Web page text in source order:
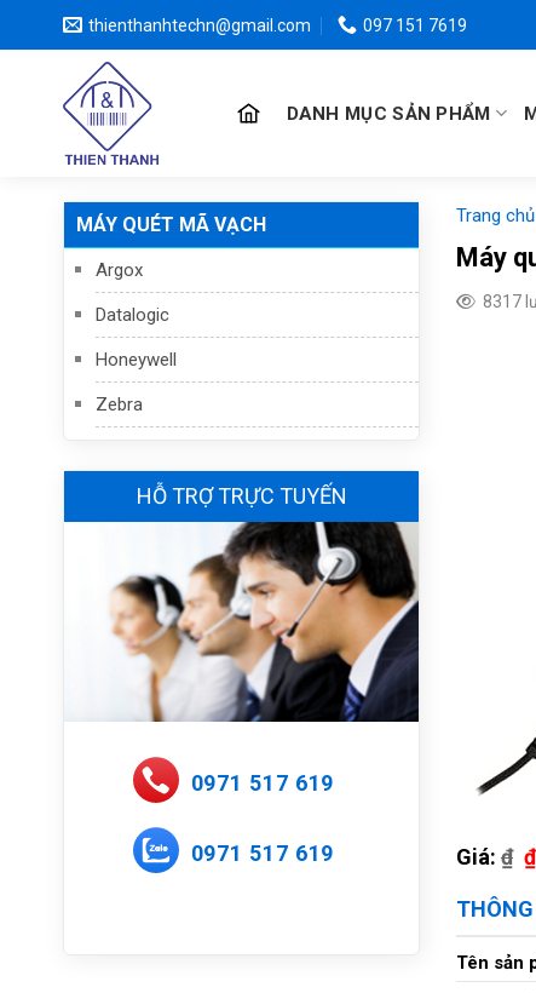
đến
thienthanhtechn@gmail.com 097 151 7619
DANH MỤC SẢN PHẨM
MÁY QUÉT MÃ VẠCH
Argox
Datalogic
Honeywell
Zebra
HỖ TRỢ TRỰC TUYẾN
0971 517 619
0971 517 619
Trang chủ
Máy
8317
Giá: ₫ ₫
Tên sản